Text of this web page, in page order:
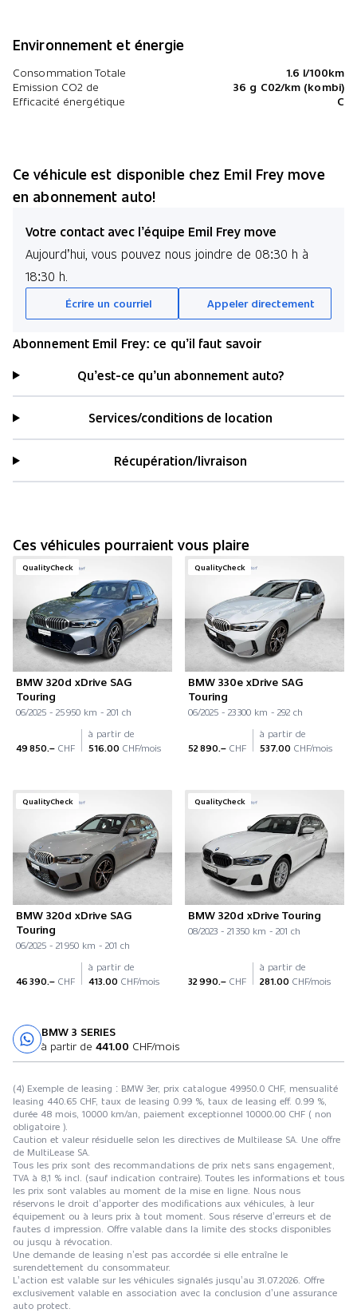
Environnement et énergie
Consommation Totale
1.6 l/100km
Emission CO2 de
36 g C02/km (kombi)
Efficacité énergétique
C
Ce véhicule est disponible chez Emil Frey move
en abonnement auto!
Votre contact avec l’équipe Emil Frey move
Aujourd’hui, vous pouvez nous joindre de 08:30 h à
18:30 h.
Écrire un courriel Appeler directement
Abonnement Emil Frey: ce qu’il faut savoir
Qu’est-ce qu’un abonnement auto?
Services/conditions de location
Récupération/livraison
Ces véhicules pourraient vous plaire
QualityCheck
BMW 320d xDrive SAG
Touring
06/2025 - 25 950 km - 201 ch
49 850.– CHF
à partir de
516.00 CHF/mois
QualityCheck
BMW 330e xDrive SAG
Touring
06/2025 - 23 300 km - 292 ch
52 890.– CHF
à partir de
537.00 CHF/mois
QualityCheck
BMW 320d xDrive SAG
Touring
06/2025 - 21 950 km - 201 ch
46 390.– CHF
à partir de
413.00 CHF/mois
QualityCheck
BMW 320d xDrive Touring
08/2023 - 21 350 km - 201 ch
32 990.– CHF
à partir de
281.00 CHF/mois
BMW 3 SERIES
à partir de 441.00 CHF/mois
(4) Exemple de leasing : BMW 3er, prix catalogue 49950.0 CHF, mensualité
leasing 440.65 CHF, taux de leasing 0.99 %, taux de leasing eff. 0.99 %,
durée 48 mois, 10000 km/an, paiement exceptionnel 10000.00 CHF ( non
obligatoire ).
Caution et valeur résiduelle selon les directives de Multilease SA. Une offre
de MultiLease SA.
Tous les prix sont des recommandations de prix nets sans engagement,
TVA à 8,1 % incl. (sauf indication contraire). Toutes les informations et tous
les prix sont valables au moment de la mise en ligne. Nous nous
réservons le droit d’apporter des modifications aux véhicules, à leur
équipement ou à leurs prix à tout moment. Sous réserve d’erreurs et de
fautes d impression. Offre valable dans la limite des stocks disponibles
ou jusqu à révocation.
Une demande de leasing n’est pas accordée si elle entraîne le
surendettement du consommateur.
L’action est valable sur les véhicules signalés jusqu’au 31.07.2026. Offre
exclusivement valable en association avec la conclusion d’une assurance
auto protect.